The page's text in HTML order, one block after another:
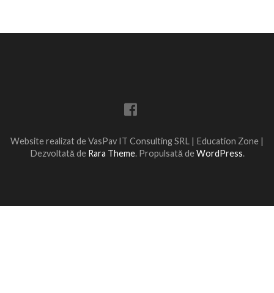
Website realizat de VasPav IT Consulting SRL | Education Zone |
Dezvoltată de Rara Theme. Propulsată deWordPress.